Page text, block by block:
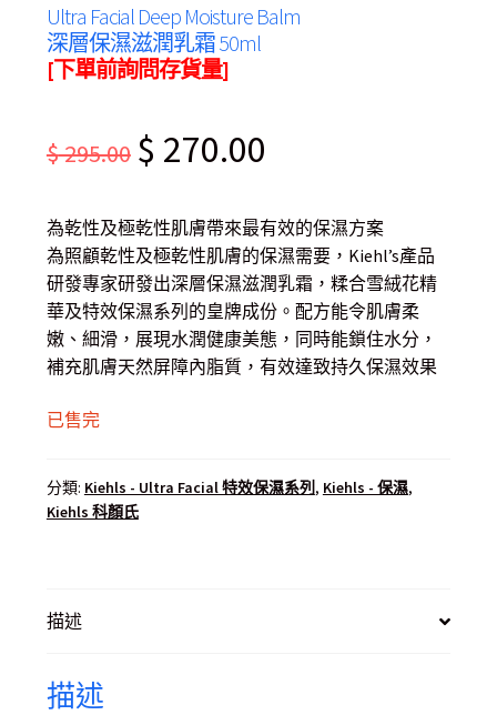
Ultra Facial Deep Moisture Balm
深層保濕滋潤乳霜 50ml
[下單前詢問存貨量]
$295.00 Original
was:
$ 295.00.
$ 270.00
is:
$ 270.00.
為乾性及極乾性肌膚帶來最有效的保濕方案
為照顧乾性及極乾性肌膚的保濕需要，Kiehl’s產品
研發專家研發出深層保濕滋潤乳霜，糅合雪絨花精
華及特效保濕系列的皇牌成份。配方能令肌膚柔
嫩、細滑，展現水潤健康美態，同時能鎖住水分，
補充肌膚天然屏障內脂質，有效達致持久保濕效果
已售完
分類: Kiehls - Ultra Facial 特效保濕系列 , Kiehls - 保濕,
Kiehls 科顏氏
描述
描述